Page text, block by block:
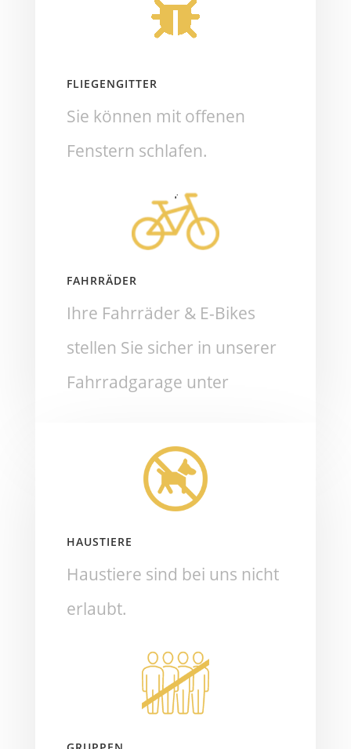
FLIEGENGITTER
Sie können mit offenen
Fenstern schlafen.
FAHRRÄDER
Ihre Fahrräder & E-Bikes
stellen Sie sicher in unserer
Fahrradgarage unter
HAUSTIERE
Haustiere sind bei uns nicht
erlaubt.